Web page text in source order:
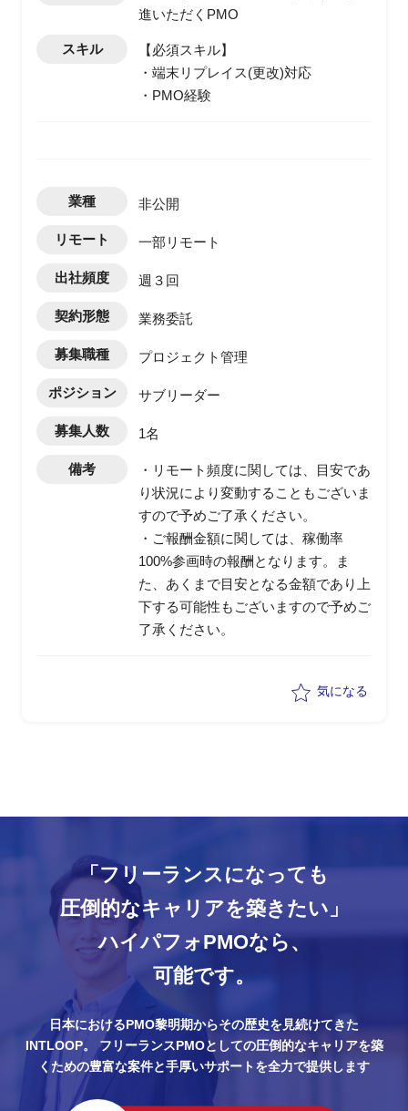
進いただくPMO
スキル
【必須スキル】
・端末リプレイス(更改)対応
・PMO経験
業種 非公開
リモート 一部リモート
出社頻度 週３回
契約形態 業務委託
募集職種 プロジェクト管理
ポジション サブリーダー
募集人数 1名
備考
・リモート頻度に関しては、目安であ
り状況により変動することもございま
すので予めご了承ください。
・ご報酬金額に関しては、稼働率
100%参画時の報酬となります。ま
た、あくまで目安となる金額であり上
下する可能性もございますので予めご
了承ください。
気になる
「フリーランスになっても
圧倒的なキャリアを築きたい」
ハイパフォPMOなら、
可能です。
日本におけるPMO黎明期からその歴史を見続けてきた
INTLOOP。
フリーランスPMOとしての圧倒的なキャリアを築
くための豊富な案件と手厚いサポートを全力で提供します